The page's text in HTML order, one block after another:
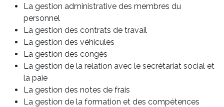
La gestion administrative des membres du
personnel
La gestion des contrats de travail
La gestion des véhicules
La gestion des congés
La gestion de la relation avec le secrétariat social et
la paie
La gestion des notes de frais
La gestion de la formation et des compétences